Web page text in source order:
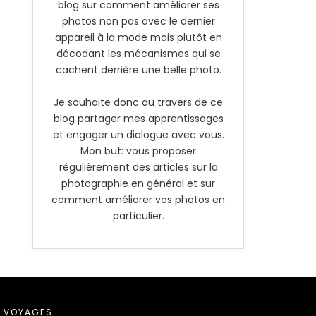
blog sur comment améliorer ses
photos non pas avec le dernier
appareil à la mode mais plutôt en
décodant les mécanismes qui se
cachent derrière une belle photo.
Je souhaite donc au travers de ce
blog partager mes apprentissages
et engager un dialogue avec vous.
Mon but: vous proposer
régulièrement des articles sur la
photographie en général et sur
comment améliorer vos photos en
particulier.
VOYAGES